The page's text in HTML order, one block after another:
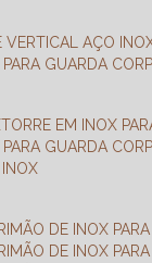
VERTICAL AÇO
PARA GUARDA
TORRE EM INOX
PARA GUARDA
INOX
DE INOX
DE INOX